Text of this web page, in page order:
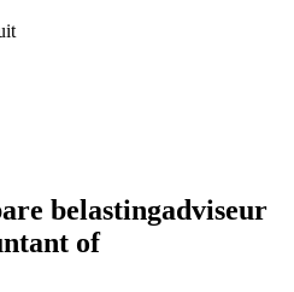
belastingadviseur
of